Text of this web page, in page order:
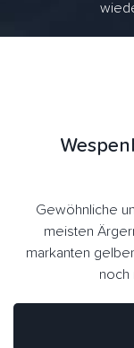
Gewöhnliche
meisten
markanten
noch